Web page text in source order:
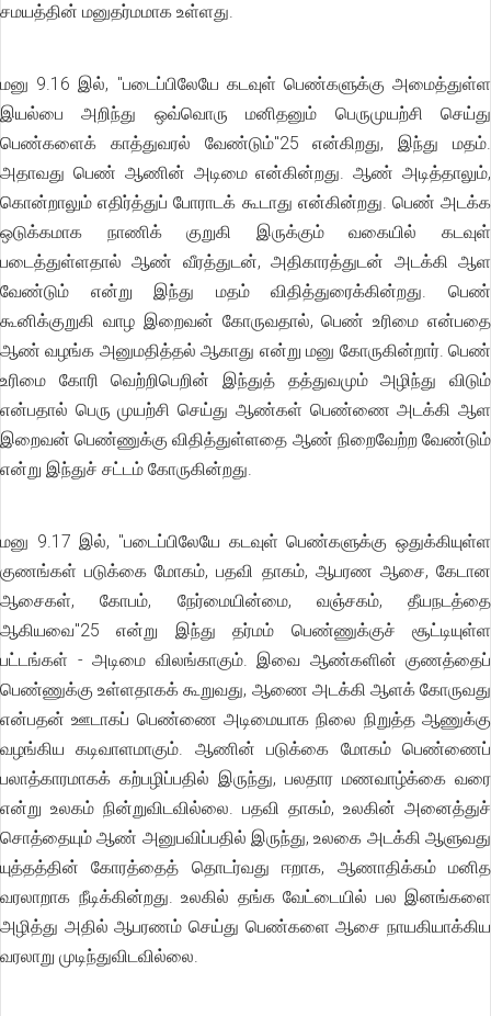
சமயத்தின் மனுதர்மமாக உள்ளது.
மனு 9.16 இல், ''படைப்பிலேயே கடவுள் பெண்களுக்கு அமைத்துள்ள
இயல்பை அறிந்து ஒவ்வொரு மனிதனும் பெருமுயற்சி செய்து
பெண்களைக் காத்துவரல் வேண்டும்"25 என்கிறது, இந்து மதம்.
அதாவது பெண் ஆணின் அடிமை என்கின்றது. ஆண் அடித்தாலும்,
கொன்றாலும் எதிர்த்துப் போராடக் கூடாது என்கின்றது. பெண் அடக்க
ஒடுக்கமாக நாணிக் குறுகி இருக்கும் வகையில் கடவுள்
படைத்துள்ளதால் ஆண் வீரத்துடன், அதிகாரத்துடன் அடக்கி ஆள
வேண்டும் என்று இந்து மதம் விதித்துரைக்கின்றது. பெண்
கூனிக்குறுகி வாழ இறைவன் கோருவதால், பெண் உரிமை என்பதை
ஆண் வழங்க அனுமதித்தல் ஆகாது என்று மனு கோருகின்றார். பெண்
உரிமை கோரி வெற்றிபெறின் இந்துத் தத்துவமும் அழிந்து விடும்
என்பதால் பெரு முயற்சி செய்து ஆண்கள் பெண்ணை அடக்கி ஆள
இறைவன் பெண்ணுக்கு விதித்துள்ளதை ஆண் நிறைவேற்ற வேண்டும்
என்று இந்துச் சட்டம் கோருகின்றது.
மனு 9.17 இல், ''படைப்பிலேயே கடவுள் பெண்களுக்கு ஒதுக்கியுள்ள
குணங்கள் படுக்கை மோகம், பதவி தாகம், ஆபரண ஆசை, கேடான
ஆசைகள், கோபம், நேர்மையின்மை, வஞ்சகம், தீயநடத்தை
ஆகியவை"25 என்று இந்து தர்மம் பெண்ணுக்குச் சூட்டியுள்ள
பட்டங்கள் - அடிமை விலங்காகும். இவை ஆண்களின் குணத்தைப்
பெண்ணுக்கு உள்ளதாகக் கூறுவது, ஆணை அடக்கி ஆளக் கோருவது
என்பதன் ஊடாகப் பெண்ணை அடிமையாக நிலை நிறுத்த ஆணுக்கு
வழங்கிய கடிவாளமாகும். ஆணின் படுக்கை மோகம் பெண்ணைப்
பலாத்காரமாகக் கற்பழிப்பதில் இருந்து, பலதார மணவாழ்க்கை வரை
என்று உலகம் நின்றுவிடவில்லை. பதவி தாகம், உலகின் அனைத்துச்
சொத்தையும் ஆண் அனுபவிப்பதில் இருந்து, உலகை அடக்கி ஆளுவது
யுத்தத்தின் கோரத்தைத் தொடர்வது ஈறாக, ஆணாதிக்கம் மனித
வரலாறாக நீடிக்கின்றது. உலகில் தங்க வேட்டையில் பல இனங்களை
அழித்து அதில் ஆபரணம் செய்து பெண்களை ஆசை நாயகியாக்கிய
வரலாறு முடிந்துவிடவில்லை.